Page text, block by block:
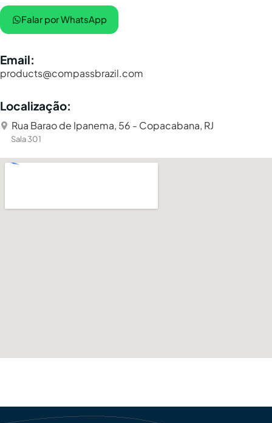
Falar por WhatsApp
Email:
products@compassbrazil.com
Localização:
Rua Barao de Ipanema, 56 - Copacabana, RJ
Sala 301